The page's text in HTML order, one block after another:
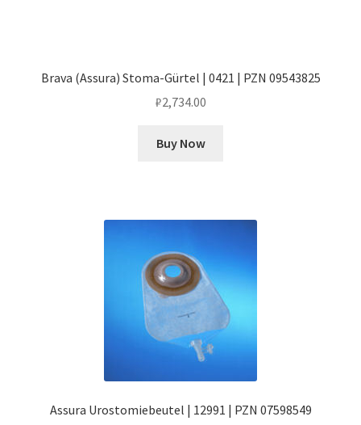
Brava (Assura) Stoma-Gürtel | 0421 | PZN 09543825
₽2,734.00
Buy Now
Assura Urostomiebeutel | 12991 | PZN 07598549